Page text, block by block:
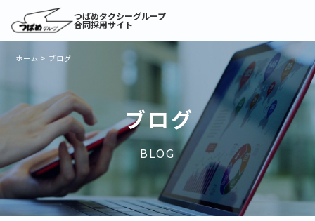
つばめタクシーグループ
合同採用サイト
ホーム > ブログ
ブログ
BLOG